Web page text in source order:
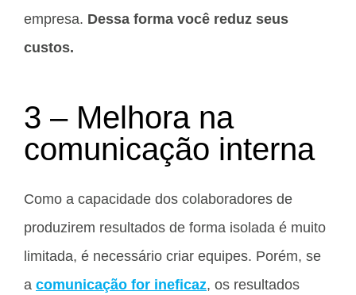
empresa. Dessa forma você reduz seus
custos.
3 – Melhora na
comunicação interna
Como a capacidade dos colaboradores de
produzirem resultados de forma isolada é muito
limitada, é necessário criar equipes. Porém, se
a comunicação for ineficaz, os resultados